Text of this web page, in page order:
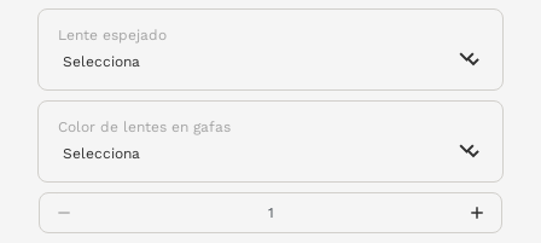
Lente espejado
Color de lentes en gafas